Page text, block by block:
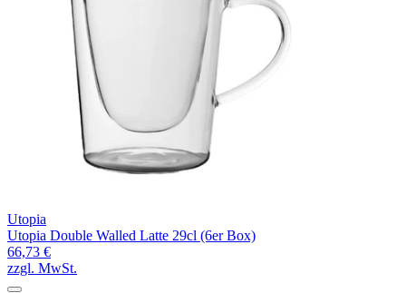
Utopia
Utopia Double Walled Latte 29cl (6er Box)
66,73 €
zzgl. MwSt.